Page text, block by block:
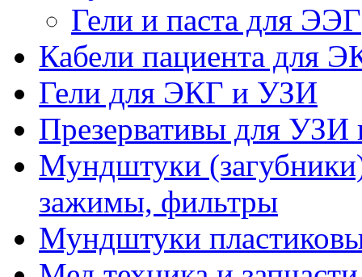
Гели и паста для ЭЭГ
Кабели пациента для
Гели для ЭКГ и УЗИ
Презервативы для УЗИ
Мундштуки
зажимы, фильтры
Мундштуки